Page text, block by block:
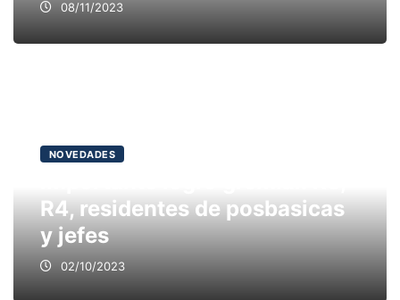
08/11/2023
NOVEDADES
R4, residentes de posbasicas
y jefes
02/10/2023